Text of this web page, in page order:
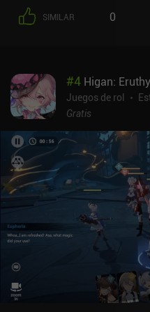
habilidades únicas, y
urna funeraria y su espíritu
coste de mejorar nuestras
requieren horas de molienda
combate, activamos
recursos raros y caros. Se
especiales proporcionan una
consiguen, ya que no son más
normales. Donde sí funciona
combates PvP asíncronos en
maná y ganamos perks que
medida que aumentan nuestros
juego premium de 4,99 dólares
aunque frecuentemente sale a
la enorme cantidad de
desde su lanzamiento en
anticuado a estas alturas, y
SIMILAR 0
#4 Higan:
Juegos de rol
Gratis